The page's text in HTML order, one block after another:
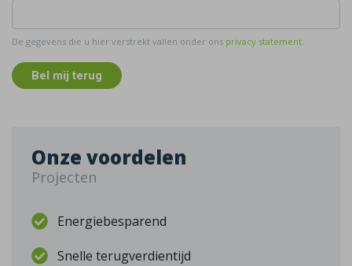
De gegevens die u hier verstrekt vallen onder ons privacy statement.
Bel mij terug
Onze voordelen
Projecten
Energiebesparend
Snelle terugverdientijd